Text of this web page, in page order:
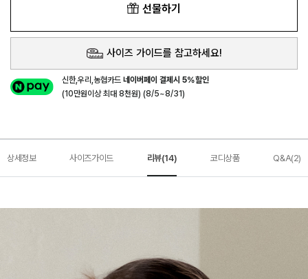
선물하기
사이즈 가이드를 참고하세요!
신한,우리,농협카드네이버페이 결제시 5%할인
(10만원이상 최대 8천원) (8/5~8/31)
상세정보 사이즈가이드 리뷰(14) 코디상품 Q&A(2)